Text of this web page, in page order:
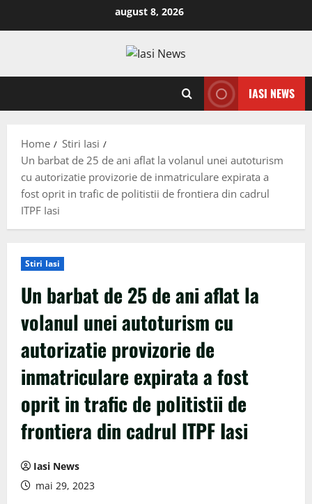
august 8, 2026
IASI NEWS
Home
Stiri Iasi
Un barbat de 25 de ani aflat la volanul unei autoturism
cu autorizatie provizorie de inmatriculare expirata a
fost oprit in trafic de politistii de frontiera din cadrul
ITPF Iasi
Stiri Iasi
Un barbat de 25 de ani aflat la
volanul unei autoturism cu
autorizatie provizorie de
inmatriculare expirata a fost
oprit in trafic de politistii de
frontiera din cadrul ITPF Iasi
Iasi News
mai 29, 2023